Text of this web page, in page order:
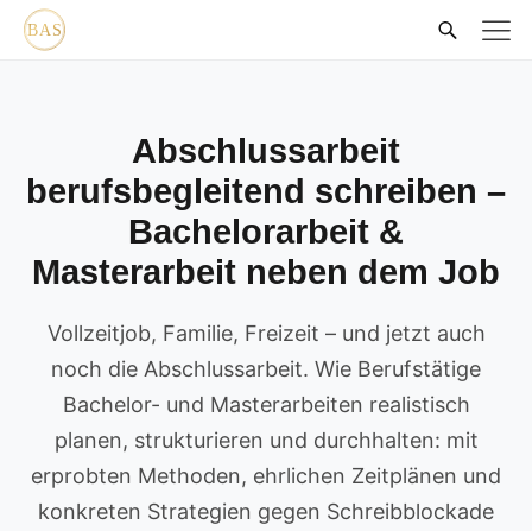
Abschlussarbeit
berufsbegleitend schreiben –
Bachelorarbeit &
Masterarbeit neben dem Job
Vollzeitjob, Familie, Freizeit – und jetzt auch
noch die Abschlussarbeit. Wie Berufstätige
Bachelor- und Masterarbeiten realistisch
planen, strukturieren und durchhalten: mit
erprobten Methoden, ehrlichen Zeitplänen und
konkreten Strategien gegen Schreibblockade